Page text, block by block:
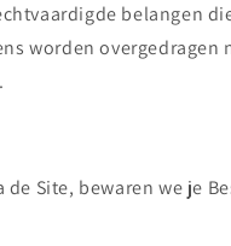
belangen
worden
Site, bewaren we je